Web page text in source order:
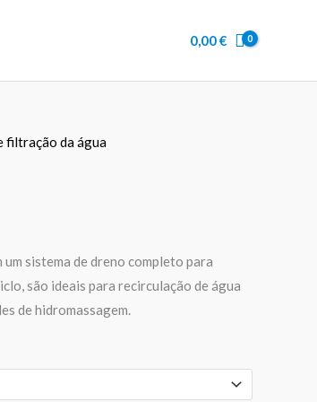
0,00€
filtração da água
um sistema de dreno completo para
são ideais para recirculação de água
de hidromassagem.